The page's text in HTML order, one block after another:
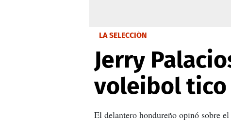
LA SELECCIÓN
Jerry
voleibol tico
El delantero hondureño opinó sobre